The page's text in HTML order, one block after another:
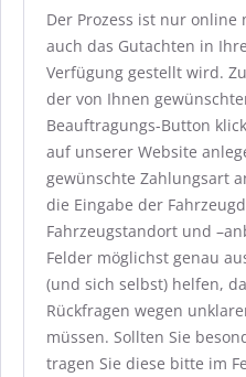
Der Prozess ist nur
auch das Gutachten in
Verfügung gestellt wird.
der von Ihnen
Beauftragungs-Button
auf unserer Website
gewünschte Zahlungsart
die Eingabe der
Fahrzeugstandort und
Felder möglichst genau
(und sich selbst) helfen,
Rückfragen wegen
müssen. Sollten Sie
tragen Sie diese bitte im